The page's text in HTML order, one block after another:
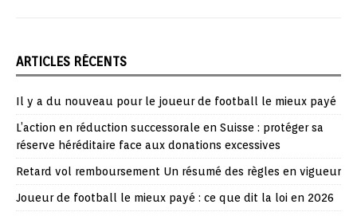
ARTICLES RÉCENTS
Il y a du nouveau pour le joueur de football le mieux payé
L’action en réduction successorale en Suisse : protéger sa
réserve héréditaire face aux donations excessives
Retard vol remboursement Un résumé des règles en vigueur
Joueur de football le mieux payé : ce que dit la loi en 2026